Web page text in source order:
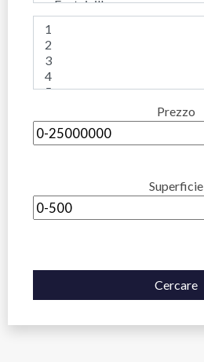
Prezzo
Superficie
Cercare